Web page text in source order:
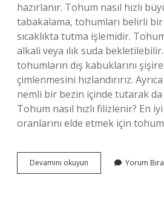
hazırlanır. Tohum nasıl hızlı
tabakalama, tohumları belirli
sıcaklıkta tutma işlemidir.
alkali veya ılık suda
tohumların dış kabuklarını
çimlenmesini hızlandırırız.
nemli bir bezin içinde tutarak
Tohum nasıl hızlı filizlenir? En
oranlarını elde etmek için
Devamını okuyun
Hızlı
Yorum